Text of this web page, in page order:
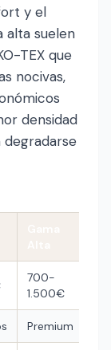
y el
alta suelen
TEX que
nocivas,
densidad
degradarse
700-
1.500€
Premium